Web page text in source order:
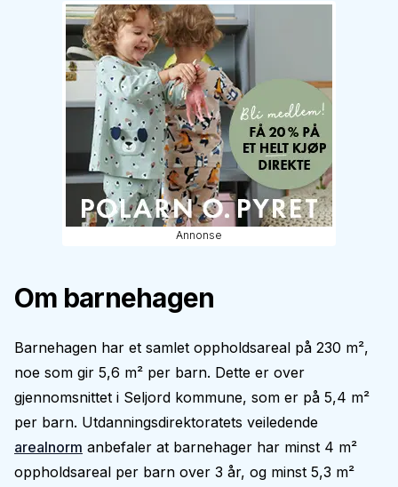
Annonse
Om barnehagen
Barnehagen har et samlet oppholdsareal på 230 m²,
noe som gir 5,6 m² per barn. Dette er over
gjennomsnittet i Seljord kommune, som er på 5,4 m²
per barn. Utdanningsdirektoratets veiledende
arealnorm anbefaler at barnehager har minst 4 m²
oppholdsareal per barn over 3 år, og minst 5,3 m²